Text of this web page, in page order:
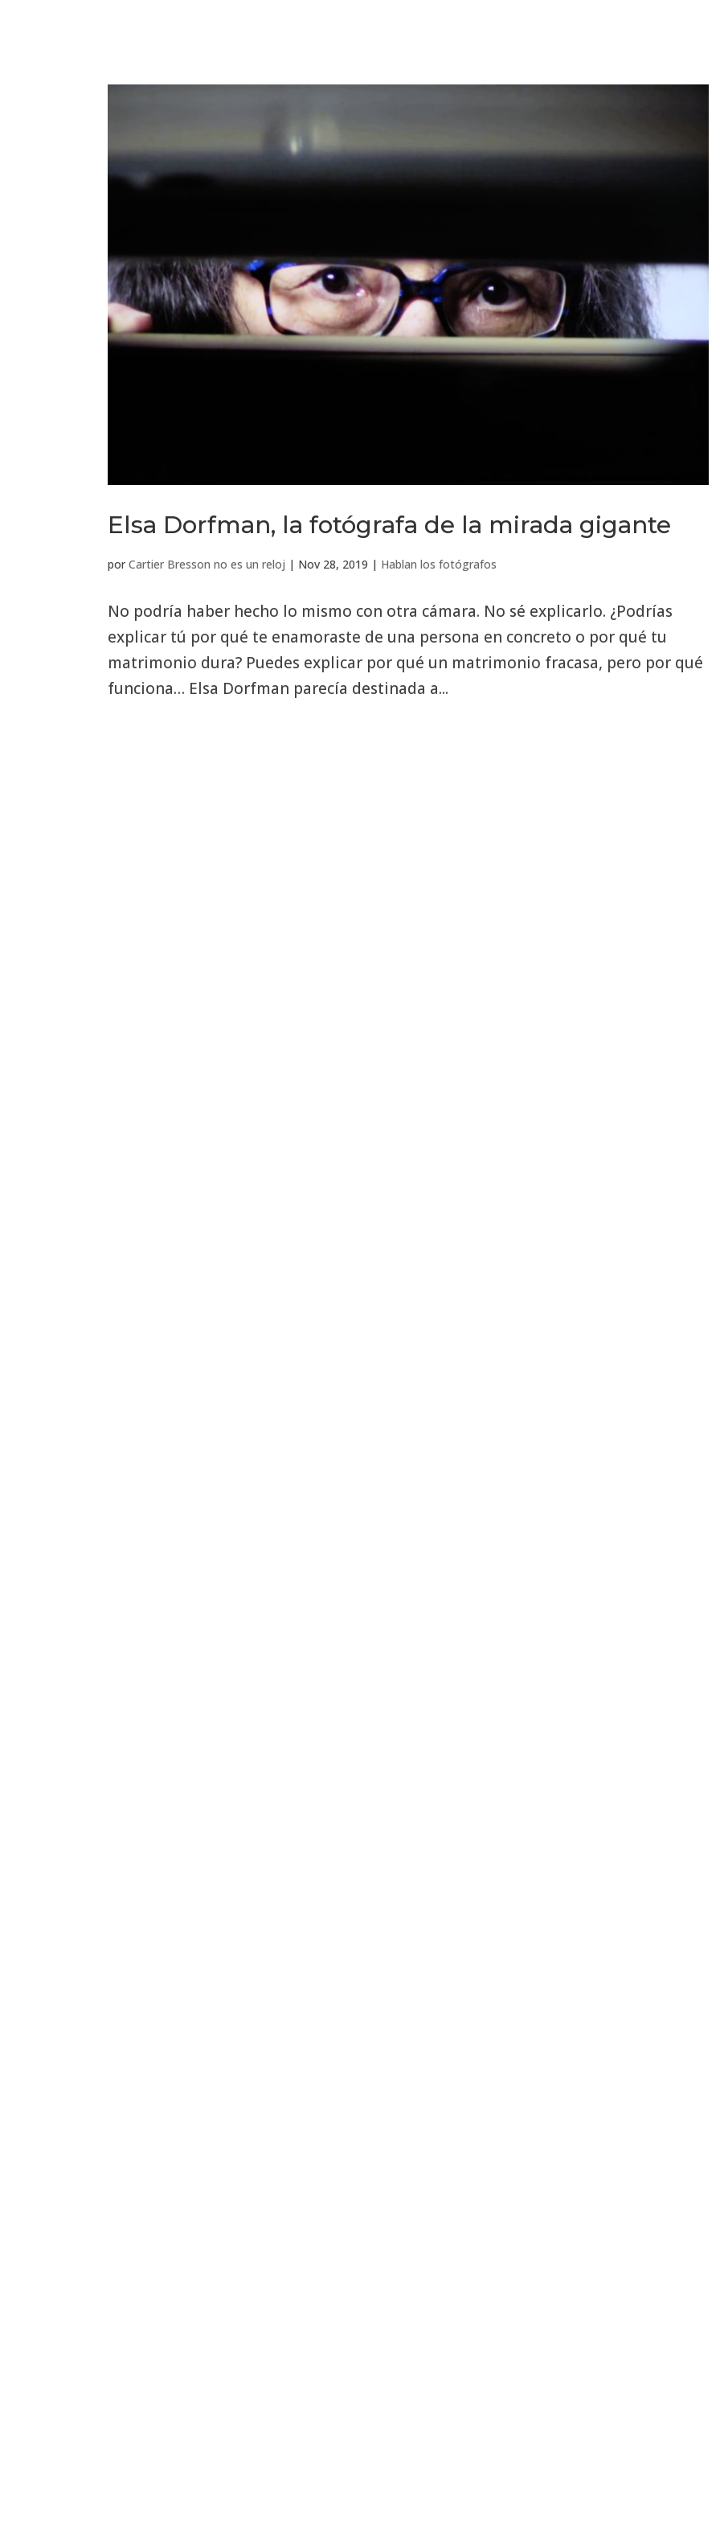
Elsa Dorfman, la fotógrafa de la mirada gigante
porCartier Bresson no es un reloj | Nov 28, 2019 | Hablan los fotógrafos
No podría haber hecho lo mismo con otra cámara. No sé explicarlo. ¿Podrías
explicar tú por qué te enamoraste de una persona en concreto o por qué tu
matrimonio dura? Puedes explicar por qué un matrimonio fracasa, pero por qué
funciona… Elsa Dorfman parecía destinada a...